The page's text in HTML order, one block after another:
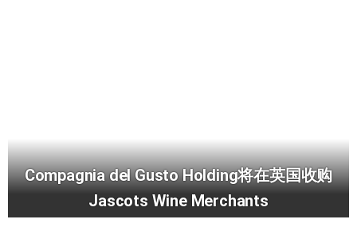
Compagnia del Gusto Holding将在英国收购
Jascots Wine Merchants